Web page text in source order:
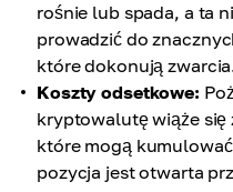
rośnie lub spada, a ta
prowadzić do
które dokonują
Koszty odsetkowe:
kryptowalutę wiąże
które mogą
pozycja jest otwarta